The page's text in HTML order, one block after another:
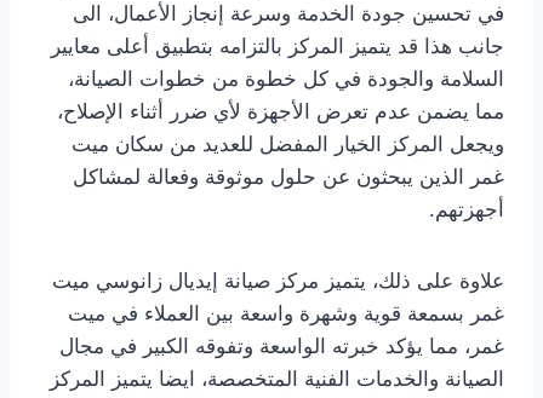
في تحسين جودة الخدمة وسرعة إنجاز الأعمال، الى
جانب هذا قد يتميز المركز بالتزامه بتطبيق أعلى معايير
السلامة والجودة في كل خطوة من خطوات الصيانة،
مما يضمن عدم تعرض الأجهزة لأي ضرر أثناء الإصلاح،
ويجعل المركز الخيار المفضل للعديد من سكان ميت
غمر الذين يبحثون عن حلول موثوقة وفعالة لمشاكل
أجهزتهم.
علاوة على ذلك، يتميز مركز صيانة إيديال زانوسي ميت
غمر بسمعة قوية وشهرة واسعة بين العملاء في ميت
غمر، مما يؤكد خبرته الواسعة وتفوقه الكبير في مجال
الصيانة والخدمات الفنية المتخصصة، ايضا يتميز المركز